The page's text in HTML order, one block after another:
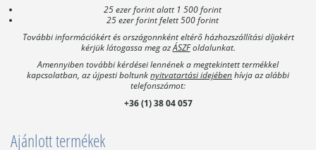
25 ezer forint alatt 1 500 forint
25 ezer forint felett 500 forint
További információkért és országonnként eltérő házhozszállítási díjakért
kérjük látogassa meg azÁSZFoldalunkat.
Amennyiben további kérdései lennének a megtekintett termékkel
kapcsolatban, az újpesti boltunknyitvatartási idejébenhívja az alábbi
telefonszámot:
+36 (1) 38 04 057
Ajánlott termékek